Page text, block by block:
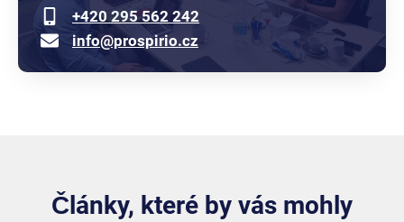
+420 295 562 242
info@prospirio.cz
Články, které by vás mohly